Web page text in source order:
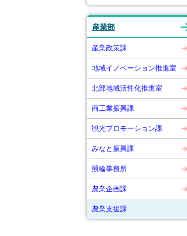
産業部
産業政策課
地域イノベーション推進室
北部地域活性化推進室
商工業振興課
観光プロモーション課
みなと振興課
競輪事務所
農業企画課
農業支援課